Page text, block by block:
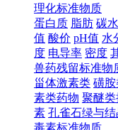
理化标准物质
蛋白质 脂肪 碳
值 酸价 pH值 水
度 电导率 密度
兽药残留标准物
甾体激素类 磺胺
素类药物 聚醚
素 孔雀石绿与
毒素标准物质